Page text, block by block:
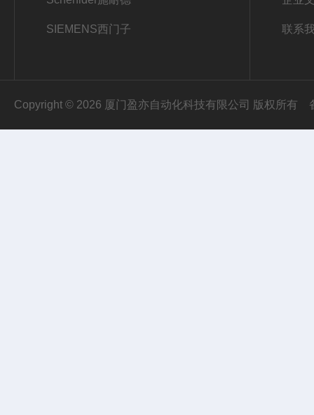
SIEMENS西门子 联系
Copyright © 2026 厦门盈亦自动化科技有限公司 版权所有